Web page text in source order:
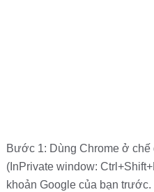
Bước 1: Dùng Chrome ở chế
(InPrivate window:
khoản Google của bạn trước.